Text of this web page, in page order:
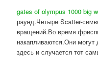
gates of olympus 1000 big
раунд.Четыре Scatter-
вращений.Во время
накапливаются.Они могут
здесь и случается тот